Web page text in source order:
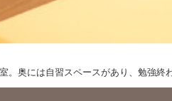
。奥には自習スペースがあり、勉強終